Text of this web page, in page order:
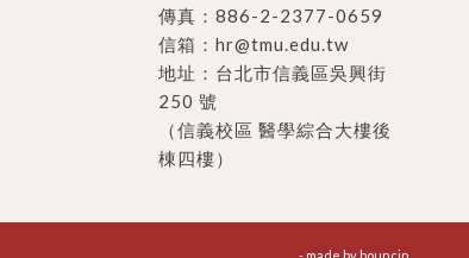
傳真：886-2-2377-0659
信箱： hr@tmu.edu.tw
地址： 台北市信義區吳興街
250 號
（信義校區 醫學綜合大樓後
棟四樓）